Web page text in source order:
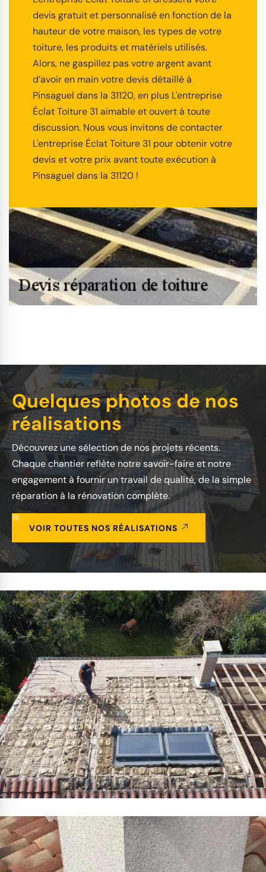
devis gratuit et personnalisé en fonction de la
hauteur de votre maison, les types de votre
toiture, les produits et matériels utilisés.
Alors, ne gaspillez pas votre argent avant
d’avoir en main votre devis détaillé à
Pinsaguel dans la 31120, en plus L'entreprise
Éclat Toiture 31 aimable et ouvert à toute
discussion. Nous vous invitons de contacter
L'entreprise Éclat Toiture 31 pour obtenir votre
devis et votre prix avant toute exécution à
Pinsaguel dans la 31120 !
Quelques photos de nos
réalisations
Découvrez une sélection de nos projets récents.
Chaque chantier reflète notre savoir-faire et notre
engagement à fournir un travail de qualité, de la simple
réparation à la rénovation complète.
VOIR TOUTES NOS RÉALISATIONS